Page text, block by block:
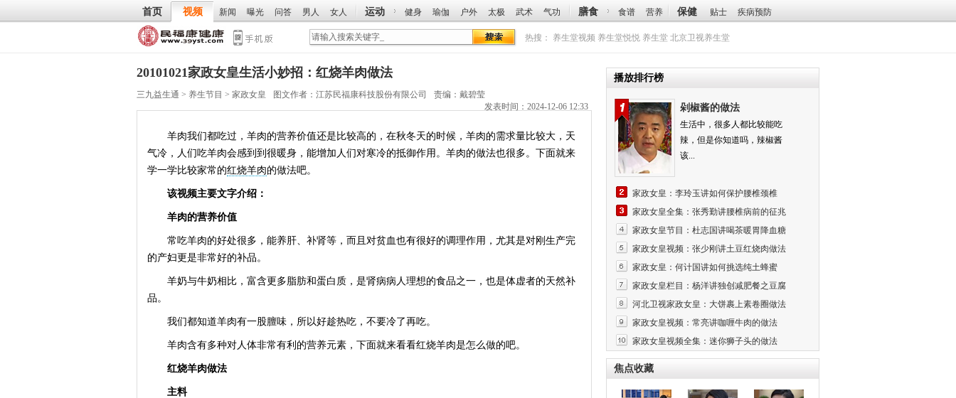
首页 视频 新闻 曝光 问答 男人 女人 运动 健身 瑜伽 户外 太极 武术 气功 膳食 食谱 营养 保健 贴士 疾病预防
热搜： 养生堂视频 养生堂悦悦 养生堂 北京卫视养生堂
20101021家政女皇生活小妙招：红烧羊肉做法
三九益生通 > 养生节目 > 家政女皇 图文作者： 江苏民福康科技股份有限公司
责编：戴碧莹
发表时间：2024-12-06 12:33
羊肉我们都吃过，羊肉的营养价值还是比较高的，在秋冬天的时候，羊肉的需求量比较大，天
气冷，人们吃羊肉会感到到很暖身，能增加人们对寒冷的抵御作用。羊肉的做法也很多。下面就来
学一学比较家常的红烧羊肉的做法吧。
该视频主要文字介绍：
羊肉的营养价值
常吃羊肉的好处很多，能养肝、补肾等，而且对贫血也有很好的调理作用，尤其是对刚生产完
的产妇更是非常好的补品。
羊奶与牛奶相比，富含更多脂肪和蛋白质，是肾病病人理想的食品之一，也是体虚者的天然补
品。
我们都知道羊肉有一股膻味，所以好趁热吃，不要冷了再吃。
羊肉含有多种对人体非常有利的营养元素，下面就来看看红烧羊肉是怎么做的吧。
红烧羊肉做法
主料
播放排行榜
剁椒酱的做法
生活中，很多人都比较能吃
辣，但是你知道吗，辣椒酱
该...
家政女皇：李玲玉讲如何保护腰椎颈椎
家政女皇全集：张秀勤讲腰椎病前的征兆
家政女皇节目：杜志国讲喝茶暖胃降血糖
家政女皇视频：张少刚讲土豆红烧肉做法
家政女皇：何计国讲如何挑选纯土蜂蜜
家政女皇栏目：杨洋讲独创减肥餐之豆腐
河北卫视家政女皇：大饼裹上素卷圈做法
家政女皇视频：常亮讲咖喱牛肉的做法
家政女皇视频全集：迷你狮子头的做法
焦点收藏